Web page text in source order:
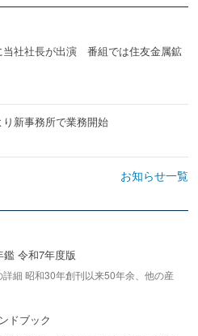
当社社長が出演 番組では住友金属鉱
新事務所で業務開始
お知らせ一覧
鑑 令和7年度版
細 昭和30年創刊以来50年余、他の産
ドブック